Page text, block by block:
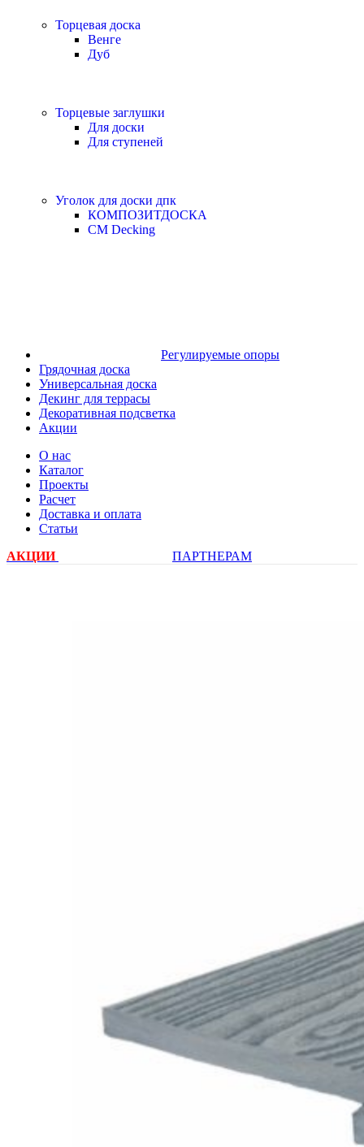
Торцевая доска
Венге
Дуб
Торцевые заглушки
Для доски
Для ступеней
Уголок для доски дпк
КОМПОЗИТДОСКА
CM Decking
Регулируемые опоры
Грядочная доска
Универсальная доска
Декинг для террасы
Декоративная подсветка
Акции
О нас
Каталог
Проекты
Расчет
Доставка и оплата
Статьи
АКЦИИ
ПАРТНЕРАМ